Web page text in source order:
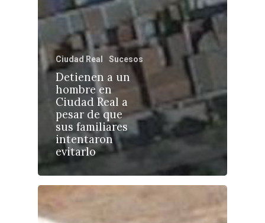
Ciudad Real Sucesos
Detienen a un
hombre en
Ciudad Real a
pesar de que
sus familiares
intentaron
evitarlo
Castilla-La
Toledo
Ciudad Real
Albacete
Cuenca
Guadalajara
Sanidad
Economía
Educación